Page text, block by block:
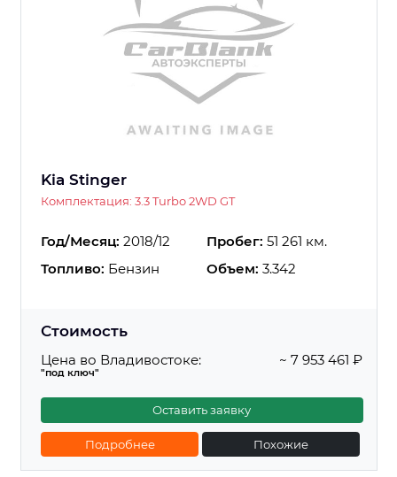
Kia Stinger
Комплектация: 3.3 Turbo 2WD GT
Год/Месяц: 2018/12 Пробег: 51 261 км.
Топливо: Бензин Объем: 3.342
Стоимость
Цена во Владивостоке:
"под ключ"
~ 7 953 461 ₽
Оставить заявку
Подробнее Похожие